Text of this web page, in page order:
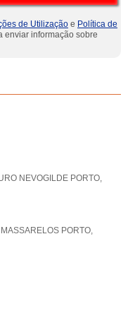
de Utilização e Política de
enviar informação sobre
NEVOGILDE PORTO,
PORTO,